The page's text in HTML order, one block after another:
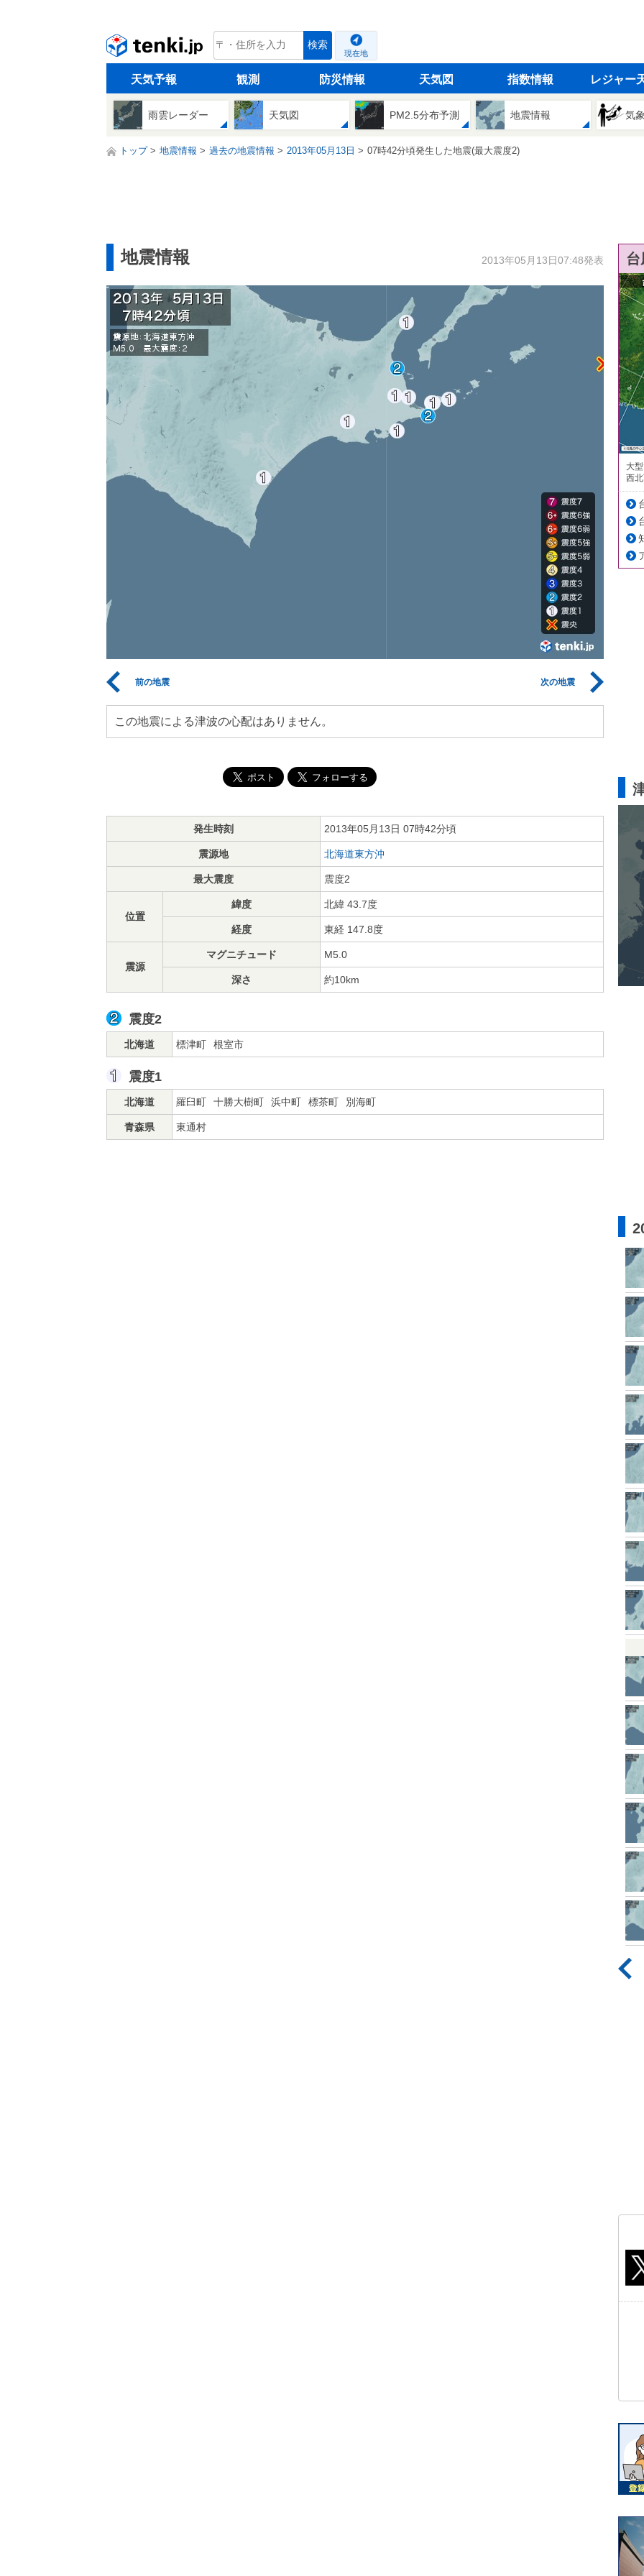
tenki.jp 検索
現在地
天気予報 観測 防災情報 天気図 指数情報 レジャー
雨雲レーダー 天気図 PM2.5分布予測 地震情報 気
トップ 地震情報 過去の地震情報 2013年05月13日 07時42分頃発生した地震(最大震度2)
地震情報 2013年05月13日07:48発表
前の地震 次の地震
この地震による津波の心配はありません。
発生時刻 2013年05月13日 07時42分頃
震源地 北海道東方沖
最大震度 震度2
位置
緯度 北緯 43.7度
経度 東経 147.8度
震源
マグニチュード M5.0
深さ 約10km
震度2
北海道 標津町 根室市
震度1
北海道 羅臼町 十勝大樹町 浜中町 標茶町 別海町
青森県 東通村
大
西